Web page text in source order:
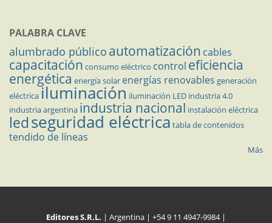
PALABRA CLAVE
alumbrado público automatización cables
capacitación consumo eléctrico control eficiencia
energética energía solar energías renovables generación
eléctricailuminación iluminación LED industria 4.0
industria argentina industria nacional instalación eléctrica
ledseguridad eléctrica tabla de contenidos
tendido de líneas
Más
Editores S.R.L. | Argentina | +54 9 11 4947-9984 |